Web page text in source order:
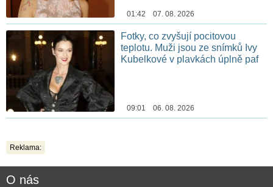
01:42 07. 08. 2026
Fotky, co zvyšují pocitovou
teplotu. Muži jsou ze snímků Ivy
Kubelkové v plavkách úplně paf
09:01 06. 08. 2026
Reklama:
O nás